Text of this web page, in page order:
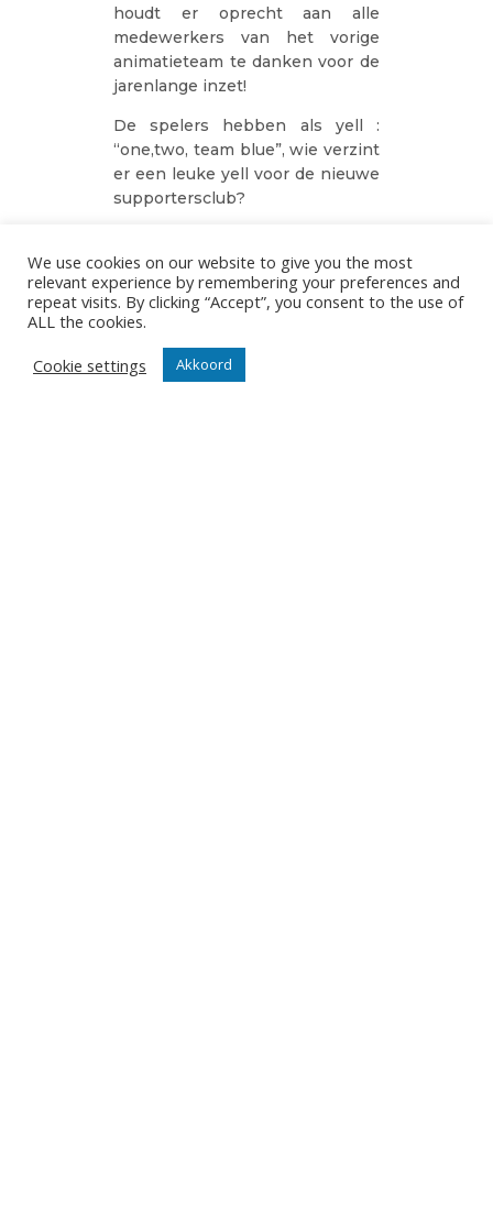
houdt er oprecht aan alle
medewerkers van het vorige
animatieteam te danken voor de
jarenlange inzet!
De spelers hebben als yell :
“one,two, team blue”, wie verzint
er een leuke yell voor de nieuwe
supportersclub?
We use cookies on our website to give you the most
relevant experience by remembering your preferences and
repeat visits. By clicking “Accept”, you consent to the use of
ALL the cookies.
Cookie settings
Akkoord